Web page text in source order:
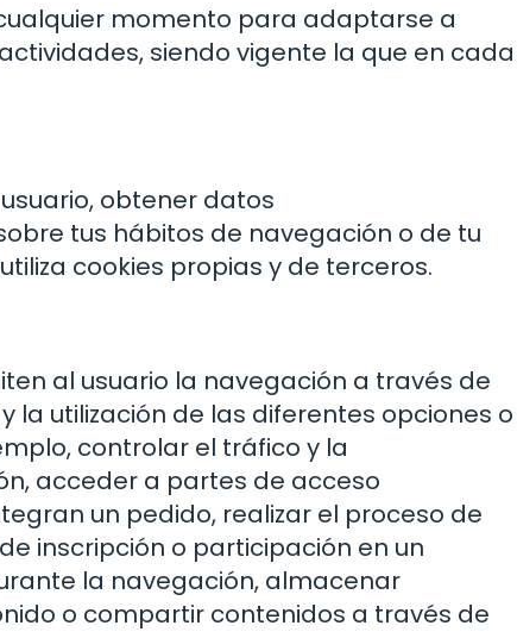
momento para adaptarse a
siendo vigente la que en cada
obtener datos
tus hábitos de navegación o de tu
utiliza cookies propias y de terceros.
al usuario la navegación a través de
utilización de las diferentes opciones o
controlar el tráfico y la
acceder a partes de acceso
un pedido, realizar el proceso de
inscripción o participación en un
la navegación, almacenar
o compartir contenidos a través de